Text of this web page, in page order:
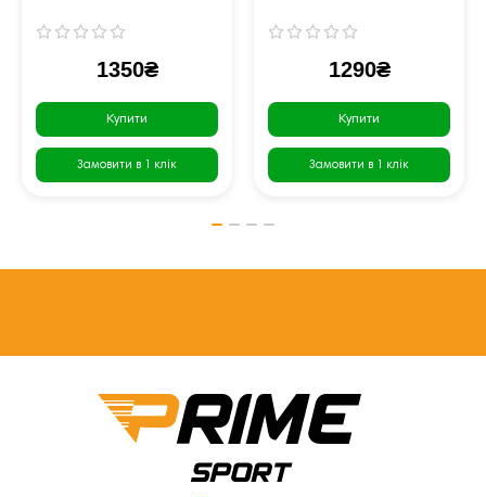
1350₴
Купити
Замовити в 1 клік
1290₴
Купити
Замовити в 1 клік